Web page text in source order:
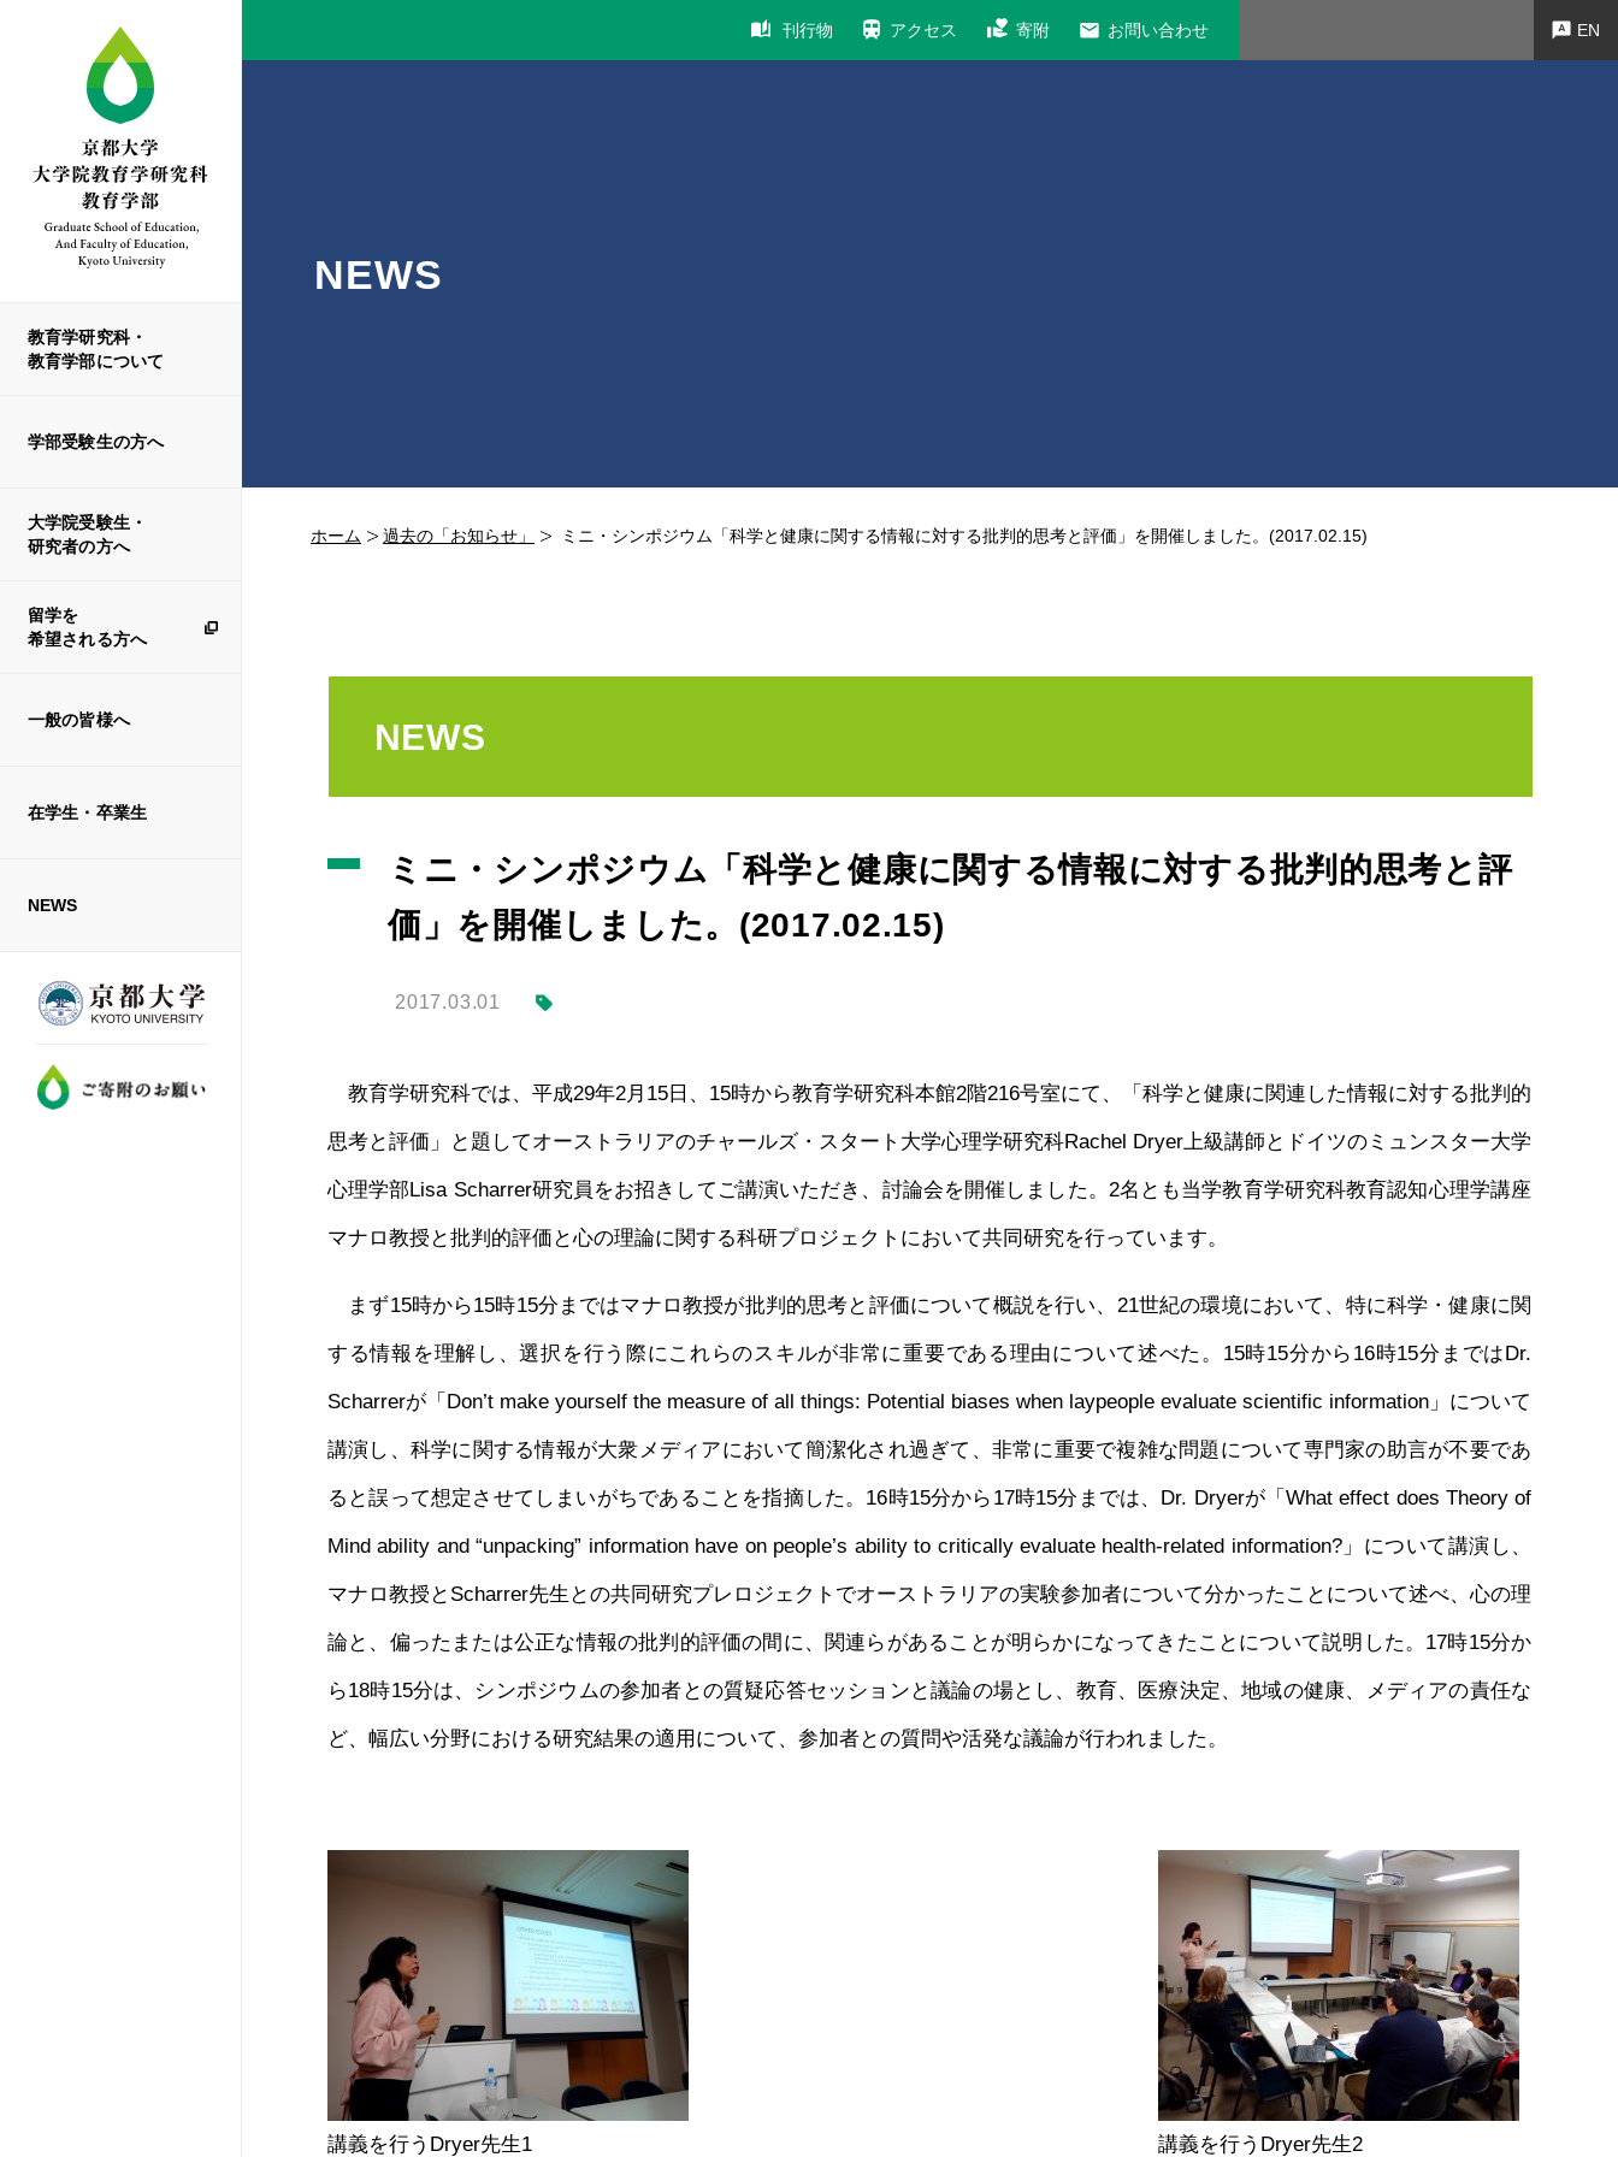
教育学研究科・
教育学部について
学部受験生の方へ
大学院受験生・
研究者の方へ
留学を
希望される方へ
一般の皆様へ
在学生・卒業生
NEWS
刊行物 アクセス 寄附 お問い合わせ EN
NEWS
ホーム 過去の「お知らせ」 ミニ・シンポジウム「科学と健康に関する情報に対する批判的思考と評価」を開催しました。(2017.02.15)
NEWS
ミニ・シンポジウム「科学と健康に関する情報に対する批判的思考と評
価」を開催しました。(2017.02.15)
2017.03.01
教育学研究科では、平成29年2月15日、15時から教育学研究科本館2階216号室にて、「科学と健康に関連した情報に対する批判的
思考と評価」と題してオーストラリアのチャールズ・スタート大学心理学研究科Rachel Dryer上級講師とドイツのミュンスター大学
心理学部Lisa Scharrer研究員をお招きしてご講演いただき、討論会を開催しました。2名とも当学教育学研究科教育認知心理学講座
マナロ教授と批判的評価と心の理論に関する科研プロジェクトにおいて共同研究を行っています。
まず15時から15時15分まではマナロ教授が批判的思考と評価について概説を行い、21世紀の環境において、特に科学・健康に関
する情報を理解し、選択を行う際にこれらのスキルが非常に重要である理由について述べた。15時15分から16時15分まではDr.
Scharrerが「Don’t make yourself the measure of all things: Potential biases when laypeople evaluate scientific information」について
講演し、科学に関する情報が大衆メディアにおいて簡潔化され過ぎて、非常に重要で複雑な問題について専門家の助言が不要であ
ると誤って想定させてしまいがちであることを指摘した。16時15分から17時15分までは、Dr. Dryerが「What effect does Theory of
Mind ability and “unpacking” information have on people’s ability to critically evaluate health-related information?」について講演し、
マナロ教授とScharrer先生との共同研究プレロジェクトでオーストラリアの実験参加者について分かったことについて述べ、心の理
論と、偏ったまたは公正な情報の批判的評価の間に、関連らがあることが明らかになってきたことについて説明した。17時15分か
ら18時15分は、シンポジウムの参加者との質疑応答セッションと議論の場とし、教育、医療決定、地域の健康、メディアの責任な
ど、幅広い分野における研究結果の適用について、参加者との質問や活発な議論が行われました。
講義を行うDryer先生1 講義を行うDryer先生2